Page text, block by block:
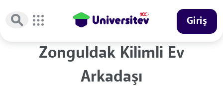
Giriş
Zonguldak Kilimli Ev
Arkadaşı